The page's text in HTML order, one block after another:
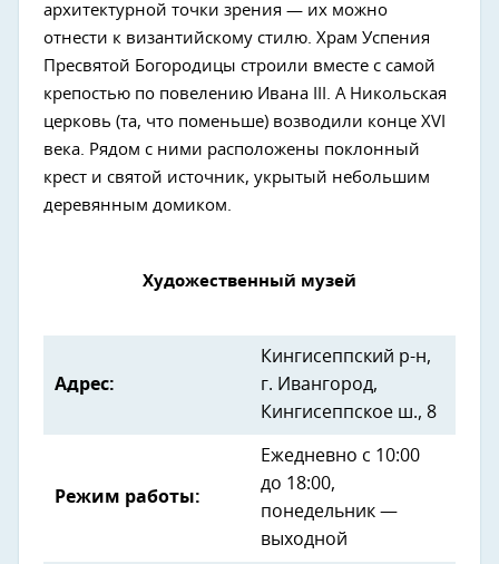
архитектурной точки зрения — их можно
отнести к византийскому стилю. Храм Успения
Пресвятой Богородицы строили вместе с самой
крепостью по повелению Ивана III. А Никольская
церковь (та, что поменьше) возводили конце XVI
века. Рядом с ними расположены поклонный
крест и святой источник, укрытый небольшим
деревянным домиком.
Художественный музей
Адрес:
Кингисеппский р-н,
г. Ивангород,
Кингисеппское ш., 8
Режим работы:
Ежедневно с 10:00
до 18:00,
понедельник —
выходной